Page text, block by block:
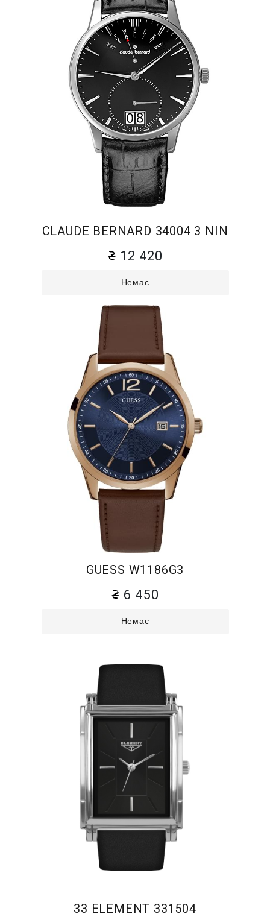
CLAUDE BERNARD 34004 3 NIN
12 420
Немає
GUESS W1186G3
6 450
Немає
33 ELEMENT 331504